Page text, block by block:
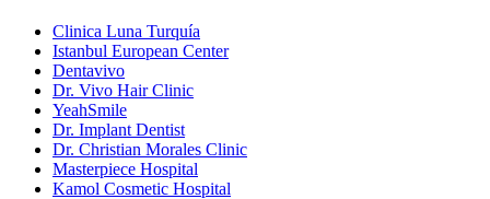
Clinica Luna Turquía
Istanbul European Center
Dentavivo
Dr. Vivo Hair Clinic
YeahSmile
Dr. Implant Dentist
Dr. Christian Morales Clinic
Masterpiece Hospital
Kamol Cosmetic Hospital